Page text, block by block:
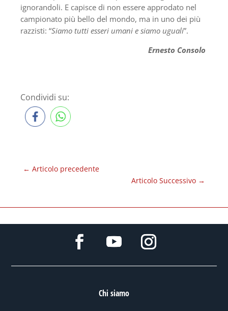
ignorandoli. E capisce di non essere approdato nel
campionato più bello del mondo, ma in uno dei più
razzisti: “Siamo tutti esseri umani e siamo uguali”.
Ernesto Consolo
Condividi su:
← Articolo precedente
Articolo Successivo →
Chi siamo